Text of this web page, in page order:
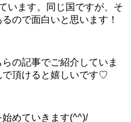
います。同じ国ですが、そ
ので面白いと思います！
の記事でご紹介していま
で頂けると嬉しいです♡
めていきます(^^)/